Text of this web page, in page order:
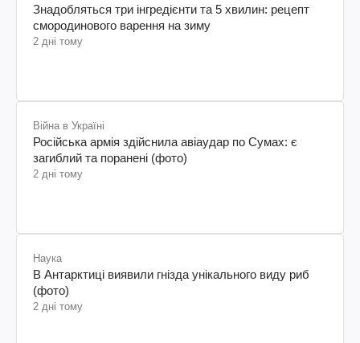
Знадобляться три інгредієнти та 5 хвилин: рецепт
смородинового варення на зиму
2 дні тому
Війна в Україні
Російська армія здійснила авіаудар по Сумах: є
загиблий та поранені (фото)
2 дні тому
Наука
В Антарктиці виявили гнізда унікального виду риб
(фото)
2 дні тому